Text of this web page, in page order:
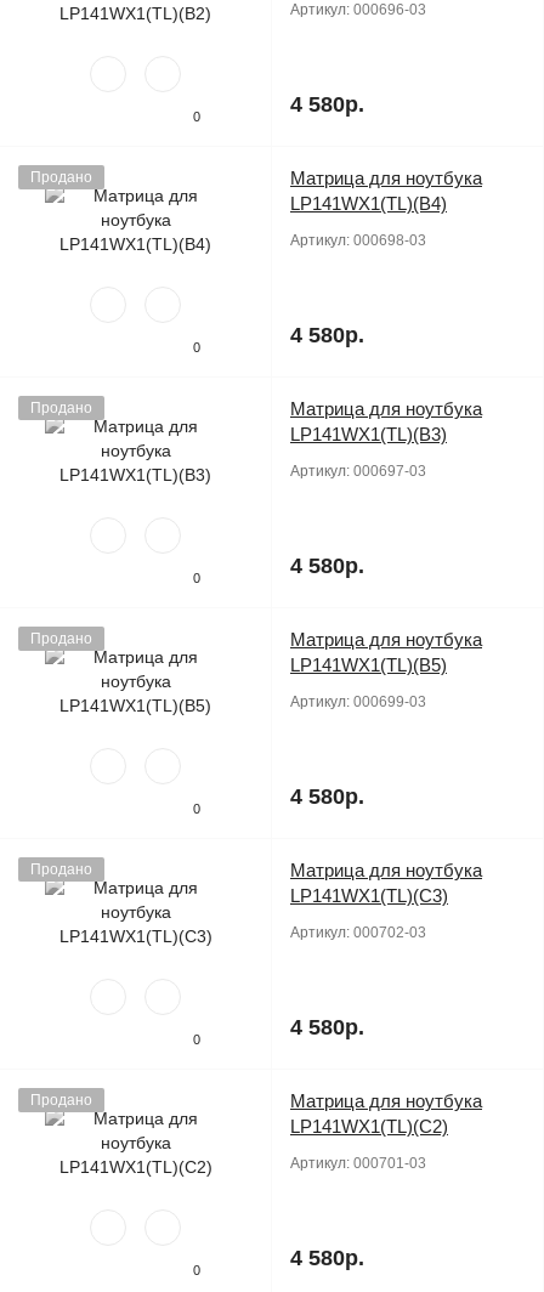
0
Артикул: 000696-03
4 580р.
Продано
0
Матрица для ноутбука
LP141WX1(TL)(B4)
Артикул: 000698-03
4 580р.
Продано
0
Матрица для ноутбука
LP141WX1(TL)(B3)
Артикул: 000697-03
4 580р.
Продано
0
Матрица для ноутбука
LP141WX1(TL)(B5)
Артикул: 000699-03
4 580р.
Продано
0
Матрица для ноутбука
LP141WX1(TL)(C3)
Артикул: 000702-03
4 580р.
Продано
0
Матрица для ноутбука
LP141WX1(TL)(C2)
Артикул: 000701-03
4 580р.